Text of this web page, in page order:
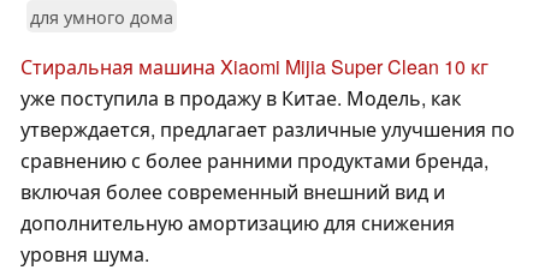
для умного дома
Стиральная машина Xiaomi Mijia Super Clean 10 кг
уже поступила в продажу в Китае. Модель, как
утверждается, предлагает различные улучшения по
сравнению с более ранними продуктами бренда,
включая более современный внешний вид и
дополнительную амортизацию для снижения
уровня шума.